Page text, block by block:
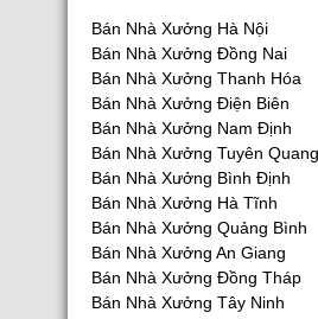
Bán Nhà Xưởng Hà Nội
Bán Nhà Xưởng Đồng Nai
Bán Nhà Xưởng Thanh Hóa
Bán Nhà Xưởng Điện Biên
Bán Nhà Xưởng Nam Định
Bán Nhà Xưởng Tuyên Quang
Bán Nhà Xưởng Bình Định
Bán Nhà Xưởng Hà Tĩnh
Bán Nhà Xưởng Quảng Bình
Bán Nhà Xưởng An Giang
Bán Nhà Xưởng Đồng Tháp
Bán Nhà Xưởng Tây Ninh